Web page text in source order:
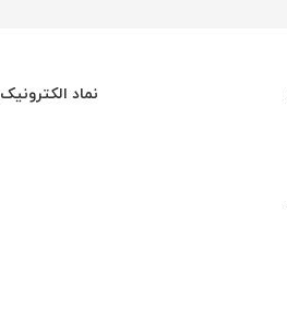
نماد الکترونیک